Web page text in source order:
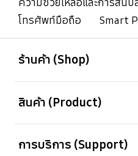
โทรศัพท์มือถือ
Smart
ร้านค้า (Shop)
สินค้า (Product)
การบริการ (Support)